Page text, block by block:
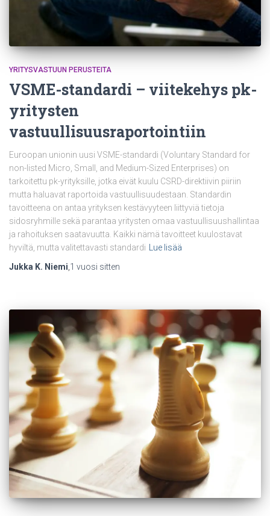
YRITYSVASTUUN PERUSTEITA
VSME-standardi – viitekehys pk-
yritysten
vastuullisuusraportointiin
Euroopan unionin uusi VSME-standardi (Voluntary Standard for
non-listed Micro, Small, and Medium-Sized Enterprises) on
tarkoitettu pk-yrityksille, jotka eivät kuulu CSRD-direktiivin piiriin
mutta haluavat raportoida vastuullisuudestaan. Standardin
tavoitteena on antaa yrityksen kestävyyteen liittyviä tietoja
sidosryhmille sekä parantaa yritysten omaa vastuullisuushallintaa
ja rahoituksen saatavuutta. Kaikki nämä tavoitteet kuulostavat
hyviltä, mutta valitettavasti standardi
Lue lisää
Jukka K. Niemi 1 vuosi sitten